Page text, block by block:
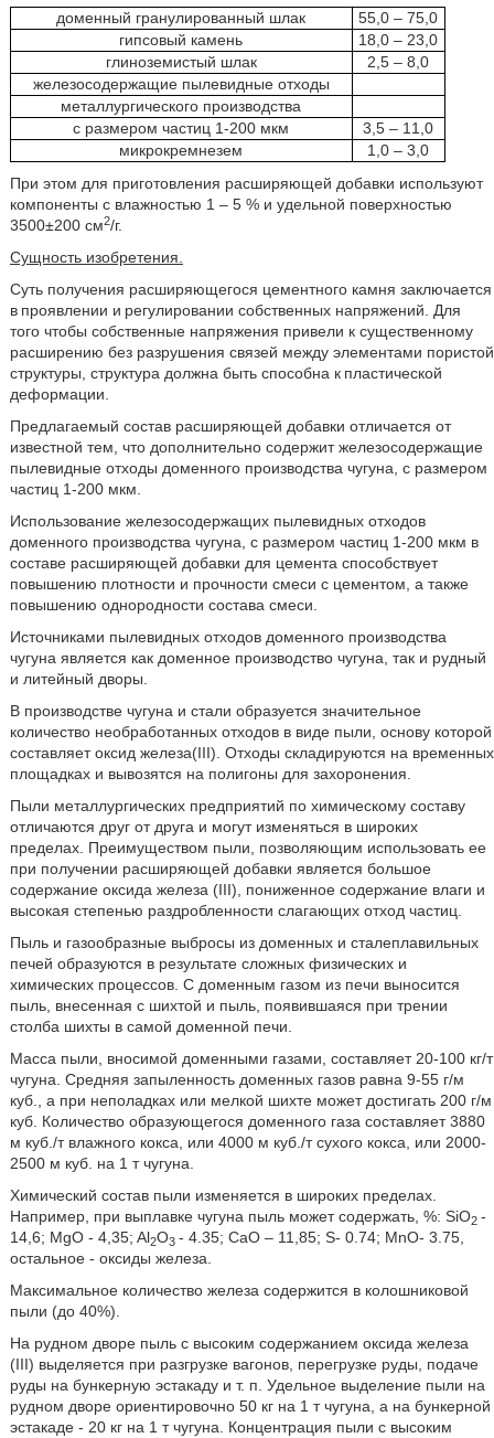
доменный гранулированный шлак
55,0 – 75,0
гипсовый камень
18,0 – 23,0
глиноземистый шлак
2,5 – 8,0
железосодержащие пылевидные отходы
металлургического производства
с размером частиц 1-200 мкм
3,5 – 11,0
микрокремнезем
1,0 – 3,0
При этом для приготовления расширяющей добавки используют
компоненты с влажностью 1 – 5 % и удельной поверхностью
3500±200 см2/г.
Сущность изобретения.
Суть получения расширяющегося цементного камня заключается
в проявлении и регулировании собственных напряжений. Для
того чтобы собственные напряжения привели к существенному
расширению без разрушения связей между элементами пористой
структуры, структура должна быть способна к пластической
деформации.
Предлагаемый состав расширяющей добавки отличается от
известной тем, что дополнительно содержит железосодержащие
пылевидные отходы доменного производства чугуна, с размером
частиц 1-200 мкм.
Использование железосодержащих пылевидных отходов
доменного производства чугуна, с размером частиц 1-200 мкм в
составе расширяющей добавки для цемента способствует
повышению плотности и прочности смеси с цементом, а также
повышению однородности состава смеси.
Источниками пылевидных отходов доменного производства
чугуна является как доменное производство чугуна, так и рудный
и литейный дворы.
В производстве чугуна и стали образуется значительное
количество необработанных отходов в виде пыли, основу которой
составляет оксид железа(III). Отходы складируются на временных
площадках и вывозятся на полигоны для захоронения.
Пыли металлургических предприятий по химическому составу
отличаются друг от друга и могут изменяться в широких
пределах. Преимуществом пыли, позволяющим использовать ее
при получении расширяющей добавки является большое
содержание оксида железа (III), пониженное содержание влаги и
высокая степенью раздробленности слагающих отход частиц.
Пыль и газообразные выбросы из доменных и сталеплавильных
печей образуются в результате сложных физических и
химических процессов. С доменным газом из печи выносится
пыль, внесенная с шихтой и пыль, появившаяся при трении
столба шихты в самой доменной печи.
Масса пыли, вносимой доменными газами, составляет 20-100 кг/т
чугуна. Средняя запыленность доменных газов равна 9-55 г/м
куб., а при неполадках или мелкой шихте может достигать 200 г/м
куб. Количество образующегося доменного газа составляет 3880
м куб./т влажного кокса, или 4000 м куб./т сухого кокса, или 2000-
2500 м куб. на 1 т чугуна.
Химический состав пыли изменяется в широких пределах.
Например, при выплавке чугуна пыль может содержать, %: SiO2 -
14,6; MgO - 4,35; Al2O3 - 4.35; CaO – 11,85; S- 0.74; MnO- 3.75,
остальное - оксиды железа.
Максимальное количество железа содержится в колошниковой
пыли (до 40%).
На рудном дворе пыль с высоким содержанием оксида железа
(III) выделяется при разгрузке вагонов, перегрузке руды, подаче
руды на бункерную эстакаду и т. п. Удельное выделение пыли на
рудном дворе ориентировочно 50 кг на 1 т чугуна, а на бункерной
эстакаде - 20 кг на 1 т чугуна. Концентрация пыли с высоким